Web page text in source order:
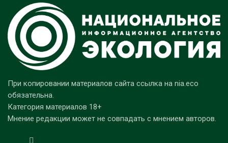
При копировании материалов сайта ссылка на nia.eco
обязательна.
Категория материалов 18+
Мнение редакции может не совпадать с мнением авторов.